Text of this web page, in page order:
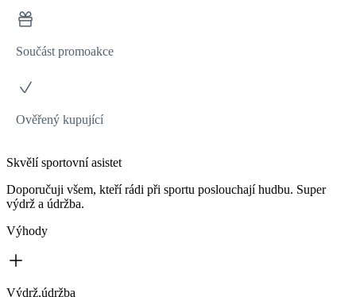
Součást promoakce
Ověřený kupující
Skvělí sportovní asistet
Doporučuji všem, kteří rádi při sportu poslouchají hudbu. Super
výdrž a údržba.
Výhody
Výdrž,údržba